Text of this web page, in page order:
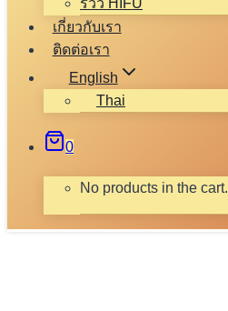
รีวิว HIFU
เกี่ยวกับเรา
ติดต่อเรา
English
Thai
0
No products in the cart.